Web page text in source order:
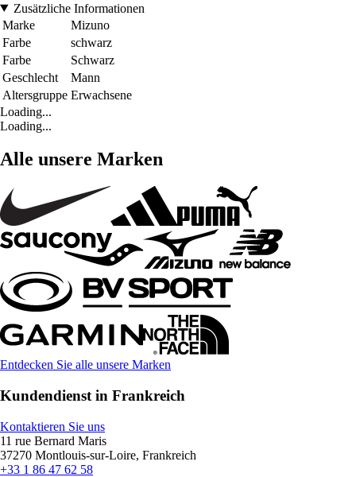
Zusätzliche Informationen
Marke
Mizuno
Farbe
schwarz
Farbe
Schwarz
Geschlecht
Mann
Altersgruppe Erwachsene
Loading...
Loading...
Alle unsere Marken
Entdecken Sie alle unsere Marken
Kundendienst in Frankreich
Kontaktieren Sie uns
11 rue Bernard Maris
37270 Montlouis-sur-Loire, Frankreich
+33 1 86 47 62 58